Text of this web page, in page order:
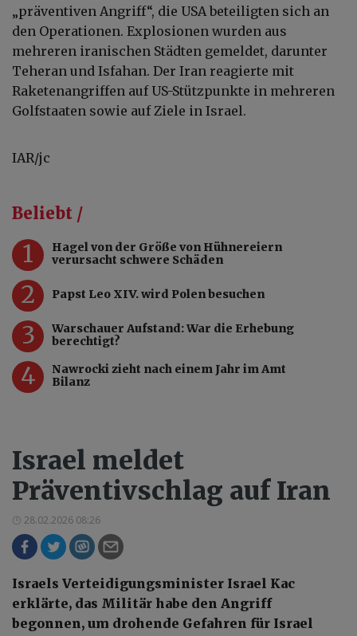
„präventiven Angriff“, die USA beteiligten sich an
den Operationen. Explosionen wurden aus
mehreren iranischen Städten gemeldet, darunter
Teheran und Isfahan. Der Iran reagierte mit
Raketenangriffen auf US-Stützpunkte in mehreren
Golfstaaten sowie auf Ziele in Israel.
IAR/jc
Beliebt /
1
Hagel von der Größe von Hühnereiern
verursacht schwere Schäden
2 Papst Leo XIV. wird Polen besuchen
3
Warschauer Aufstand: War die Erhebung
berechtigt?
4
Nawrocki zieht nach einem Jahr im Amt
Bilanz
Israel meldet
Präventivschlag auf Iran
28.02.2026 08:26
Israels Verteidigungsminister Israel Kac
erklärte, das Militär habe den Angriff
begonnen, um drohende Gefahren für Israel